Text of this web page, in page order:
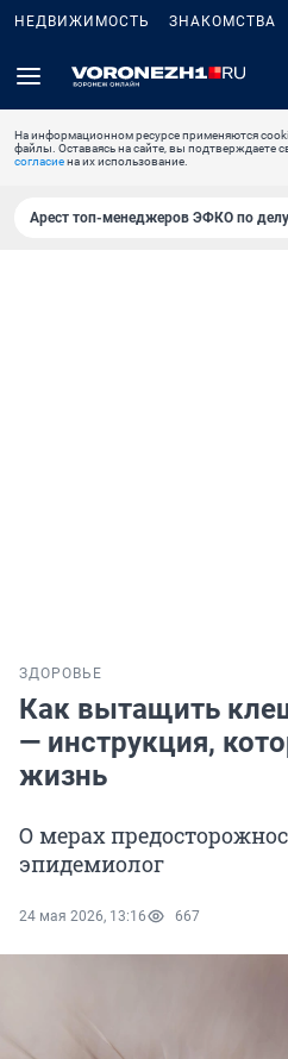
НЕДВИЖИМОСТЬ ЗНАКОМСТВА
На информационном ресурсе применяются
файлы. Оставаясь на сайте, вы подтверждаете
согласиена их использование.
Арест топ-менеджеров ЭФКО по
ЗДОРОВЬЕ
Как вытащить
— инструкция,
жизнь
О мерах
эпидемиолог
24 мая 2026, 13:16 667